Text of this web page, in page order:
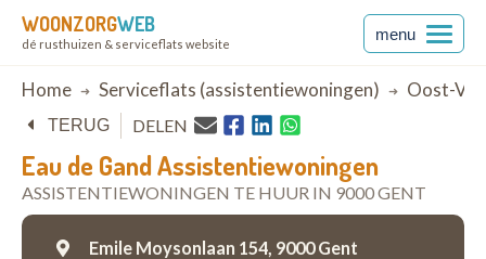
WOONZORGWEB
dé rusthuizen & serviceflats website
menu
Breadcrumb
Home Serviceflats (assistentiewoningen) Oost-
Eau de Gand Assistentiewoningen
ASSISTENTIEWONINGEN TE HUUR IN 9000 GENT
TERUG DELEN
Emile Moysonlaan 154, 9000 Gent